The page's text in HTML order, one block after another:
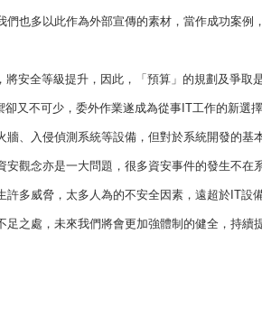
也多以此作為外部宣傳的素材，當作成功案例
安全等級提升，因此，「預算」的規劃及爭取
又不可少，委外作業遂成為從事IT工作的新選
、入侵偵測系統等設備，但對於系統開發的基
觀念亦是一大問題，很多資安事件的發生不在
多威脅，太多人為的不安全因素，遠超於IT設
之處，未來我們將會更加強體制的健全，持續